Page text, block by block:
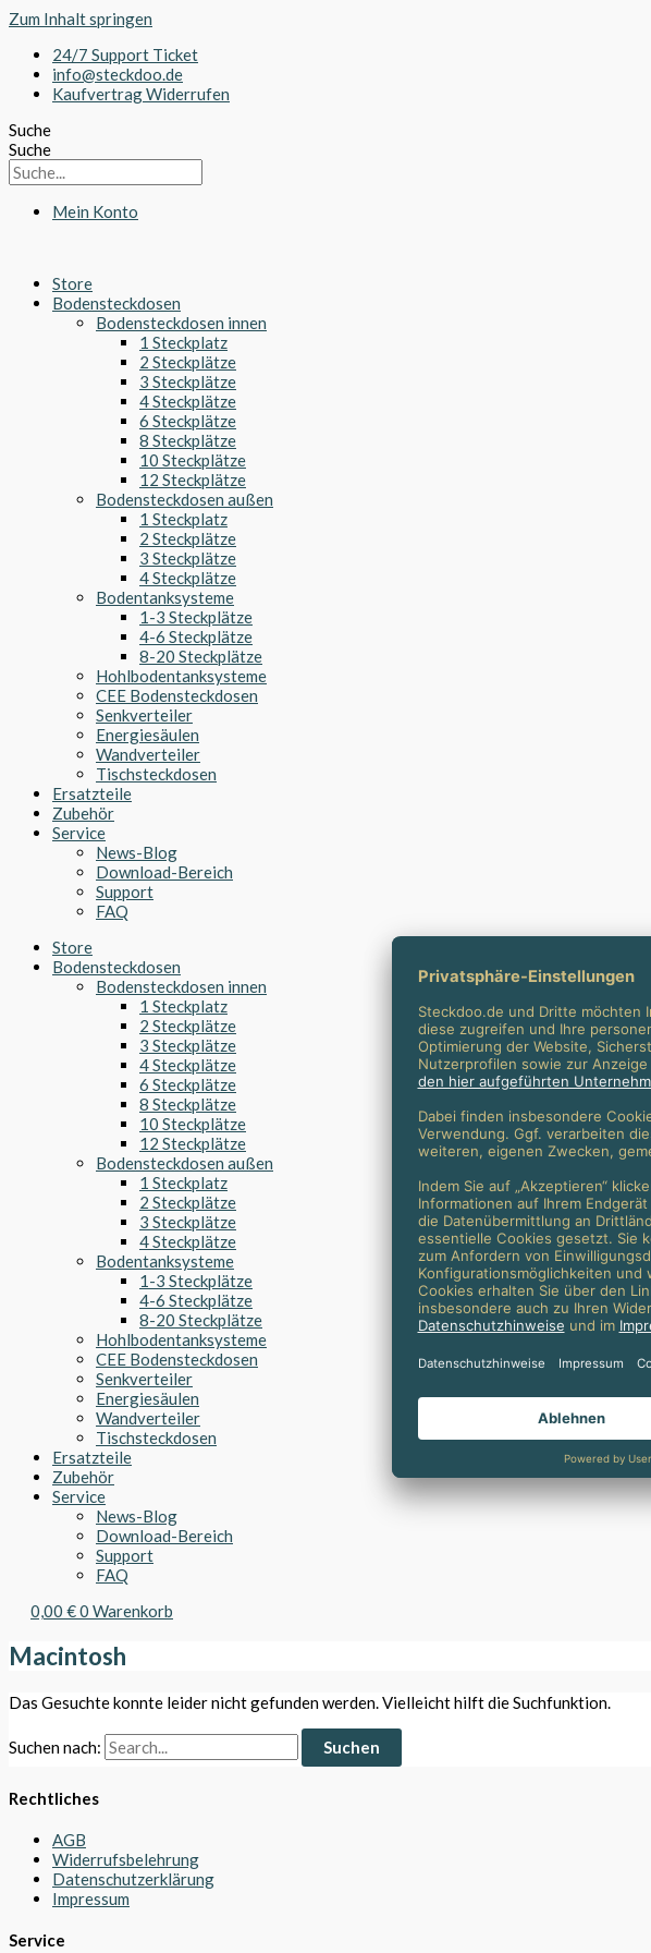
Zum Inhalt springen
24/7 Support Ticket
info@steckdoo.de
Kaufvertrag Widerrufen
Suche
Suche
Mein Konto
Store
Bodensteckdosen
Bodensteckdosen innen
1 Steckplatz
2 Steckplätze
3 Steckplätze
4 Steckplätze
6 Steckplätze
8 Steckplätze
10 Steckplätze
12 Steckplätze
Bodensteckdosen außen
1 Steckplatz
2 Steckplätze
3 Steckplätze
4 Steckplätze
Bodentanksysteme
1-3 Steckplätze
4-6 Steckplätze
8-20 Steckplätze
Hohlbodentanksysteme
CEE Bodensteckdosen
Senkverteiler
Energiesäulen
Wandverteiler
Tischsteckdosen
Ersatzteile
Zubehör
Service
News-Blog
Download-Bereich
Support
FAQ
Store
Bodensteckdosen
Bodensteckdosen innen
1 Steckplatz
2 Steckplätze
3 Steckplätze
4 Steckplätze
6 Steckplätze
8 Steckplätze
10 Steckplätze
12 Steckplätze
Bodensteckdosen außen
1 Steckplatz
2 Steckplätze
3 Steckplätze
4 Steckplätze
Bodentanksysteme
1-3 Steckplätze
4-6 Steckplätze
8-20 Steckplätze
Hohlbodentanksysteme
CEE Bodensteckdosen
Senkverteiler
Energiesäulen
Wandverteiler
Tischsteckdosen
Ersatzteile
Zubehör
Service
News-Blog
Download-Bereich
Support
FAQ
0,00 €0 Warenkorb
Macintosh
Das Gesuchte konnte leider nicht gefunden werden. Vielleicht hilft die Suchfunktion.
Suchen nach:
Rechtliches
AGB
Widerrufsbelehrung
Datenschutzerklärung
Impressum
Service